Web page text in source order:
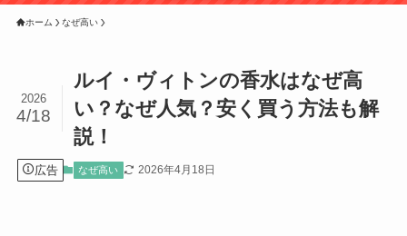
ホーム なぜ高い
ルイ・ヴィトンの香水はなぜ高
い？なぜ人気？安く買う方法も解
説！
2026
4/18
広告 なぜ高い 2026年4月18日